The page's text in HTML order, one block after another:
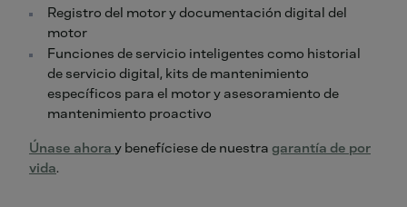
Registro del motor y documentación digital del
motor
Funciones de servicio inteligentes como historial
de servicio digital, kits de mantenimiento
específicos para el motor y asesoramiento de
mantenimiento proactivo
Únase ahora y benefíciese de nuestra garantía de por
vida.